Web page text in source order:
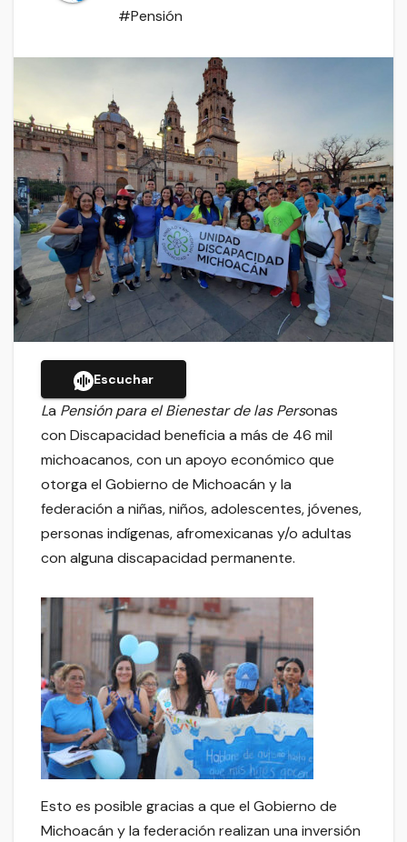
#Pensión
Escuchar
La Pensión para el Bienestar de las Personas
con Discapacidad beneficia a más de 46 mil
michoacanos, con un apoyo económico que
otorga el Gobierno de Michoacán y la
federación a niñas, niños, adolescentes, jóvenes,
personas indígenas, afromexicanas y/o adultas
con alguna discapacidad permanente.
Esto es posible gracias a que el Gobierno de
Michoacán y la federación realizan una inversión